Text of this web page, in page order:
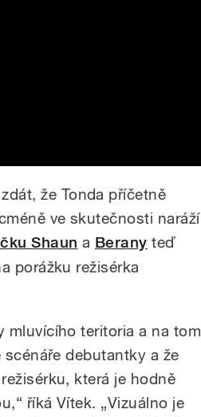
že Tonda příčetně
ve skutečnosti naráží
Shaun a Berany teď
porážku režisérka
mluvícího teritoria a na tom
debutantky a že
která je hodně
říká Vítek. „Vizuálno je